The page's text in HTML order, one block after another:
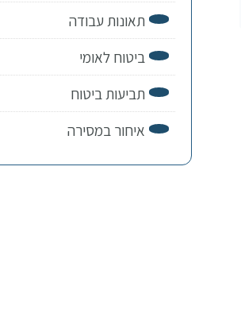
תאונות עבודה
ביטוח לאומי
תביעות ביטוח
איחור במסירה